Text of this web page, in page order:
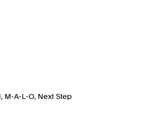
, M-A-L-O, Next Step